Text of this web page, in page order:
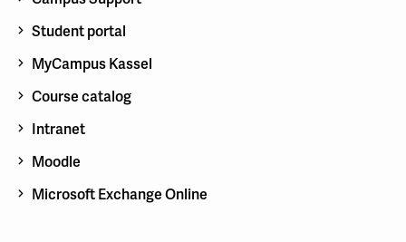
Student portal
MyCampus Kassel
Course catalog
Intranet
Moodle
Microsoft Exchange Online